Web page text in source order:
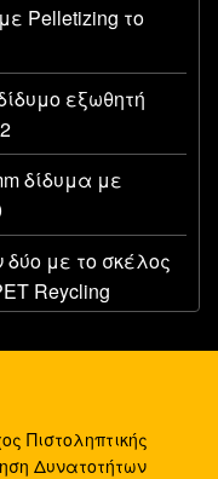
Pelletizing το
εξωθητή
δίδυμα με
δύο με το σκέλος
Reycling
εξώθησης
EVA TPU
Πιστοληπτικής
Δυνατοτήτων